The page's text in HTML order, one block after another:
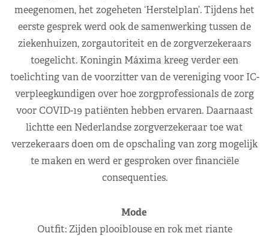
meegenomen, het zogeheten ‘Herstelplan’. Tijdens het
eerste gesprek werd ook de samenwerking tussen de
ziekenhuizen, zorgautoriteit en de zorgverzekeraars
toegelicht. Koningin Máxima kreeg verder een
toelichting van de voorzitter van de vereniging voor IC-
verpleegkundigen over hoe zorgprofessionals de zorg
voor COVID-19 patiënten hebben ervaren. Daarnaast
lichtte een Nederlandse zorgverzekeraar toe wat
verzekeraars doen om de opschaling van zorg mogelijk
te maken en werd er gesproken over financiële
consequenties.
Mode
Outfit: Zijden plooiblouse en rok met riante